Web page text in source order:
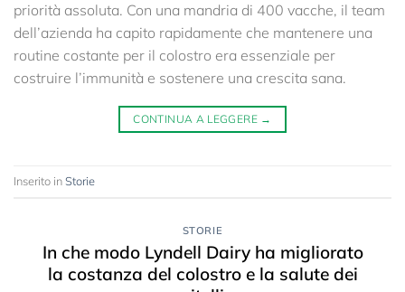
priorità assoluta. Con una mandria di 400 vacche, il team
dell’azienda ha capito rapidamente che mantenere una
routine costante per il colostro era essenziale per
costruire l’immunità e sostenere una crescita sana.
CONTINUA A LEGGERE →
Inserito inStorie
STORIE
In che modo Lyndell Dairy ha migliorato
la costanza del colostro e la salute dei